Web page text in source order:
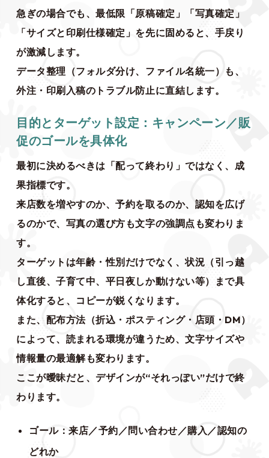
急ぎの場合でも、最低限「原稿確定」「写真確定」
「サイズと印刷仕様確定」を先に固めると、手戻り
が激減します。
データ整理（フォルダ分け、ファイル名統一）も、
外注・印刷入稿のトラブル防止に直結します。
目的とターゲット設定：キャンペーン／販
促のゴールを具体化
最初に決めるべきは「配って終わり」ではなく、成
果指標です。
来店数を増やすのか、予約を取るのか、認知を広げ
るのかで、写真の選び方も文字の強調点も変わりま
す。
ターゲットは年齢・性別だけでなく、状況（引っ越
し直後、子育て中、平日夜しか動けない等）まで具
体化すると、コピーが鋭くなります。
また、配布方法（折込・ポスティング・店頭・DM）
によって、読まれる環境が違うため、文字サイズや
情報量の最適解も変わります。
ここが曖昧だと、デザインが“それっぽい”だけで終
わります。
ゴール：来店／予約／問い合わせ／購入／認知の
どれか